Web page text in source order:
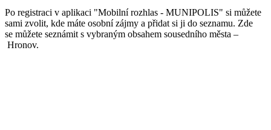
Po registraci v aplikaci "Mobilní rozhlas - MUNIPOLIS" si můžete
sami zvolit, kde máte osobní zájmy a přidat si ji do seznamu. Zde
se můžete seznámit s vybraným obsahem sousedního města –
Hronov.